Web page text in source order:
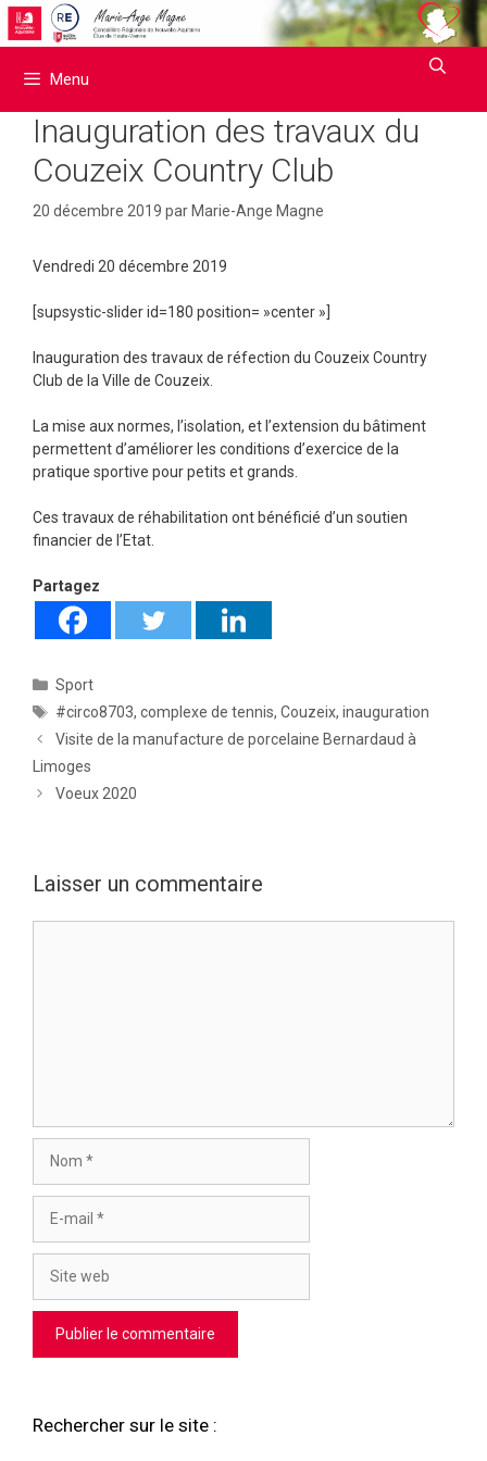
Aller
au
Menu
Inauguration des travaux du
Couzeix Country Club
20 décembre 2019 par Marie-Ange Magne
Vendredi 20 décembre 2019
[supsystic-slider id=180 position= »center »]
Inauguration des travaux de réfection du Couzeix Country
Club de la Ville de Couzeix.
La mise aux normes, l’isolation, et l’extension du bâtiment
permettent d’améliorer les conditions d’exercice de la
pratique sportive pour petits et grands.
Ces travaux de réhabilitation ont bénéficié d’un soutien
financier de l’Etat.
Partagez
Catégories
Sport
Étiquettes
#circo8703,complexe de tennis,Couzeix,inauguration
Visite de la manufacture de porcelaine Bernardaud à
Limoges
Voeux 2020
Laisser un commentaire
mail
web
Rechercher sur le site :